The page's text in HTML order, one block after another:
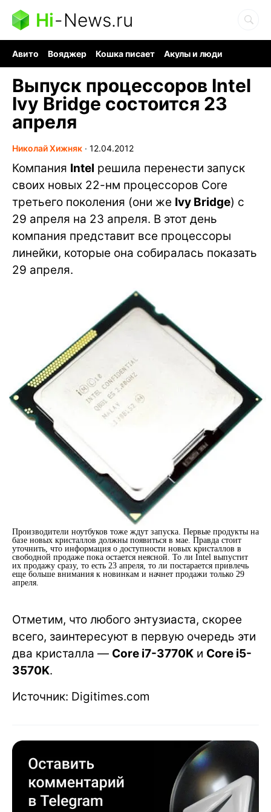
Hi-News.ru
Авито Вояджер Кошка писает
Акулы и люди
Выпуск процессоров Intel
Ivy Bridge состоится 23
апреля
Николай Хижняк ∙ 12.04.2012
Компания Intel решила перенести запуск
своих новых 22-нм процессоров Core
третьего поколения (они же Ivy Bridge) с
29 апреля на 23 апреля. В этот день
компания представит все процессоры
линейки, которые она собиралась показать
29 апреля.
Производители ноутбуков тоже ждут запуска. Первые продукты на
базе новых кристаллов должны появиться в мае. Правда стоит
уточнить, что информация о доступности новых кристаллов в
свободной продаже пока остается неясной. То ли Intel выпустит
их продажу сразу, то есть 23 апреля, то ли постарается привлечь
еще больше внимания к новинкам и начнет продажи только 29
апреля.
Отметим, что любого энтузиаста, скорее
всего, заинтересуют в первую очередь эти
два кристалла — Core i7-3770K и Core i5-
3570K.
Источник: Digitimes.com